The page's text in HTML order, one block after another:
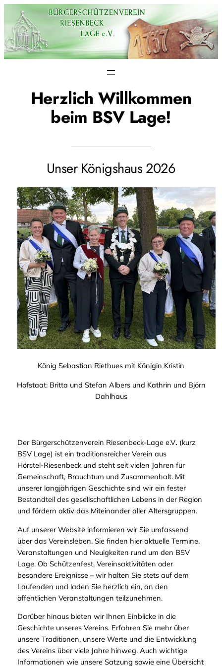
Inhalt
springen
Herzlich Willkommen
beim BSV Lage!
Unser Königshaus 2026
König Sebastian Riethues mit Königin Kristin
Hofstaat: Britta und Stefan Albers und Kathrin und Björn
Dahlhaus
Der Bürgerschützenverein Riesenbeck‑Lage e.V. (kurz
BSV Lage) ist ein traditionsreicher Verein aus
Hörstel‑Riesenbeck und steht seit vielen Jahren für
Gemeinschaft, Brauchtum und Zusammenhalt. Mit
unserer langjährigen Geschichte sind wir ein fester
Bestandteil des gesellschaftlichen Lebens in der Region
und fördern aktiv das Miteinander aller Altersgruppen.
Auf unserer Website informieren wir Sie umfassend
über das Vereinsleben. Sie finden hier aktuelle Termine,
Veranstaltungen und Neuigkeiten rund um den BSV
Lage. Ob Schützenfest, Vereinsaktivitäten oder
besondere Ereignisse – wir halten Sie stets auf dem
Laufenden und laden Sie herzlich ein, an den
öffentlichen Veranstaltungen teilzunehmen.
Darüber hinaus bieten wir Ihnen Einblicke in die
Geschichte unseres Vereins. Erfahren Sie mehr über
unsere Traditionen, unsere Werte und die Entwicklung
des Vereins über viele Jahre hinweg. Auch wichtige
Informationen wie unsere Satzung sowie eine Übersicht